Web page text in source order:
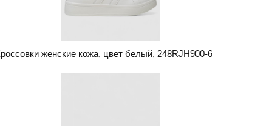
женские кожа, цвет белый, 248RJH900-6